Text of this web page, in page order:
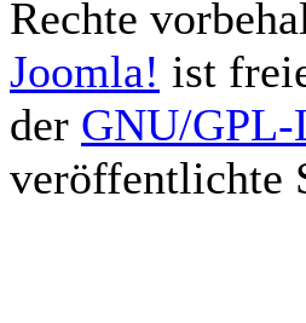
Rechte
Joomla! ist
der GNU/GPL-
veröffentlichte